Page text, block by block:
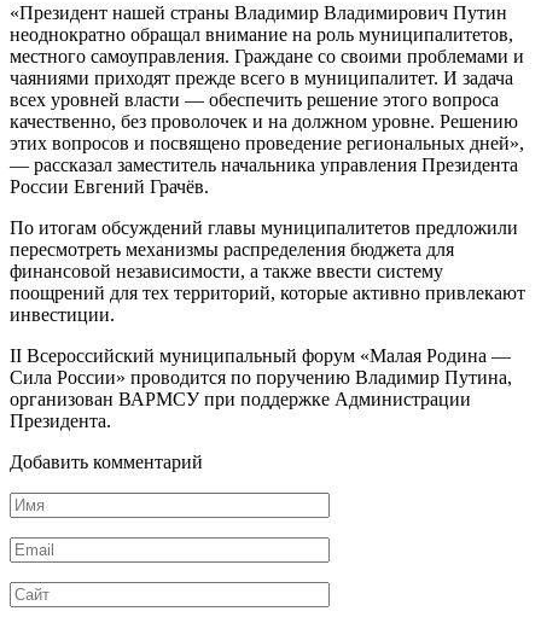
«Президент нашей страны Владимир Владимирович Путин
неоднократно обращал внимание на роль муниципалитетов,
местного самоуправления. Граждане со своими проблемами и
чаяниями приходят прежде всего в муниципалитет. И задача
всех уровней власти — обеспечить решение этого вопроса
качественно, без проволочек и на должном уровне. Решению
этих вопросов и посвящено проведение региональных дней»,
— рассказал заместитель начальника управления Президента
России Евгений Грачёв.
По итогам обсуждений главы муниципалитетов предложили
пересмотреть механизмы распределения бюджета для
финансовой независимости, а также ввести систему
поощрений для тех территорий, которые активно привлекают
инвестиции.
II Всероссийский муниципальный форум «Малая Родина —
Сила России» проводится по поручению Владимир Путина,
организован ВАРМСУ при поддержке Администрации
Президента.
Добавить комментарий
Имя
Email
Сайт